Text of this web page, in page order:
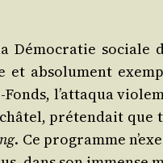
Démo­cra­tie sociale
et abso­lu­ment
l’at­ta­qua
pré­ten­dait
. Ce pro­gramme